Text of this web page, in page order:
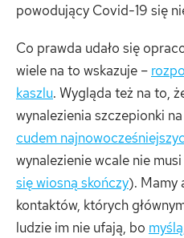
powodujący Covid-19 się
Co prawda udało się
wiele na to wskazuje –
kaszlu. Wygląda też na to,
wynalezienia szczepionki
cudem
wynalezienie wcale nie musi
się wiosną skończy). Mamy
kontaktów, których
ludzie im nie ufają, bo